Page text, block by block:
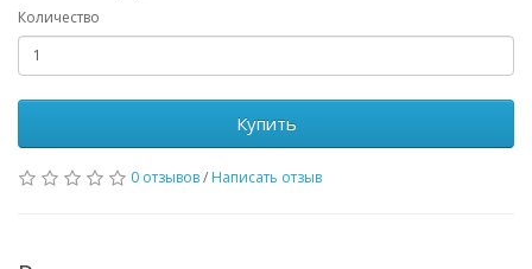
Количество
Купить
0 отзывов/ Написать отзыв